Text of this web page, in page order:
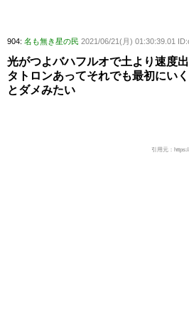
904: 名も無き星の民 2021/06/21(月) 01:30:39.01
光がつよバハフルオで土より速度
タトロンあってそれでも最初にい
とダメみたい
引用元：